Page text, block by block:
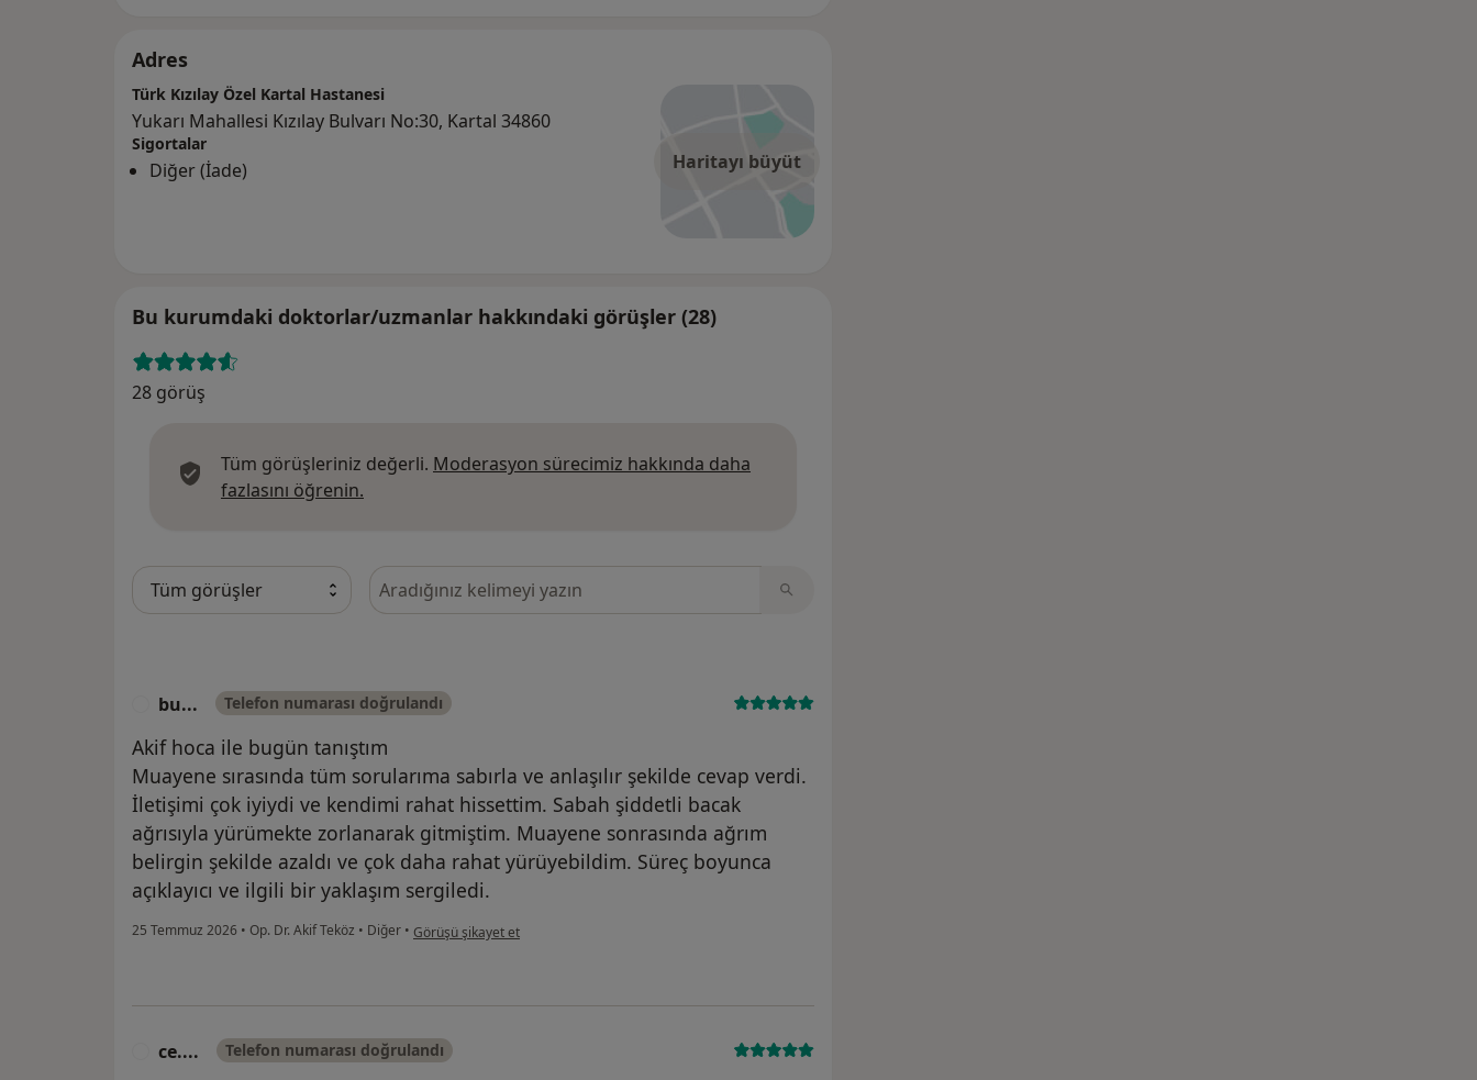
Adres
Haritayı büyüt
Türk Kızılay Özel Kartal Hastanesi
Yukarı Mahallesi Kızılay Bulvarı No:30, Kartal 34860
Sigortalar
Diğer (İade)
Bu kurumdaki doktorlar/uzmanlar hakkındaki görüşler (28)
28 görüş
Tüm görüşleriniz değerli. Moderasyon sürecimiz hakkında daha
fazlasını öğrenin.
Görüşler içerisinde ara
bu... Telefon numarası doğrulandı
Akif hoca ile bugün tanıştım
Muayene sırasında tüm sorularıma sabırla ve anlaşılır şekilde cevap verdi.
İletişimi çok iyiydi ve kendimi rahat hissettim. Sabah şiddetli bacak
ağrısıyla yürümekte zorlanarak gitmiştim. Muayene sonrasında ağrım
belirgin şekilde azaldı ve çok daha rahat yürüyebildim. Süreç boyunca
açıklayıcı ve ilgili bir yaklaşım sergiledi.
25 Temmuz 2026 • Op. Dr. Akif Teköz • Diğer • kullanıcının görüşüne göre bu...
Görüşü şikayet et
ce.... Telefon numarası doğrulandı